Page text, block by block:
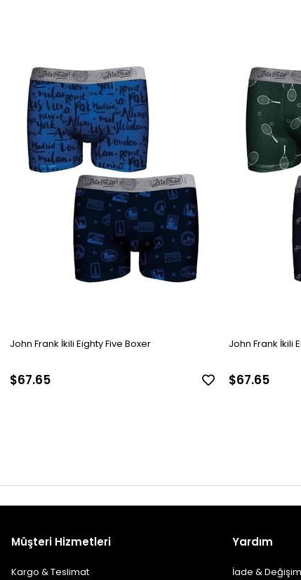
John Frank İkili Eighty Five Boxer
$67.65
John Frank İkili
$67.65
Müşteri Hizmetleri
Kargo & Teslimat
Yardım
İade & Değişim